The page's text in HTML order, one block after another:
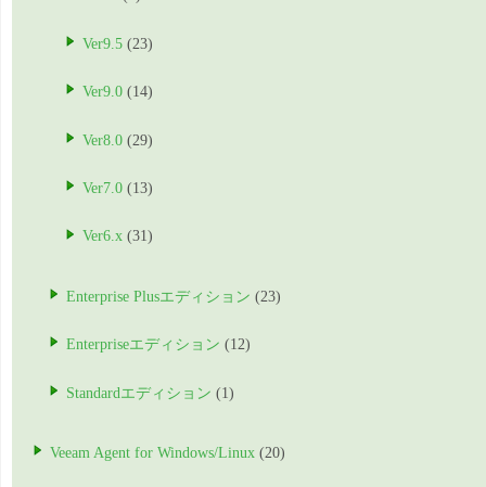
Ver9.5 (23)
Ver9.0 (14)
Ver8.0 (29)
Ver7.0 (13)
Ver6.x (31)
Enterprise Plusエディション (23)
Enterpriseエディション (12)
Standardエディション (1)
Veeam Agent for Windows/Linux (20)